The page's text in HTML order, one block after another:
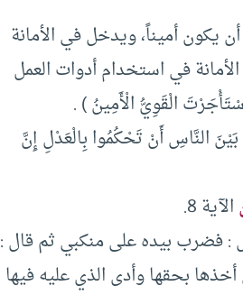
يكون أميناً، ويدخل في الأمانة
في استخدام أدوات العمل
الْقَوِيُّ الْأَمِينُ ) .
بَيْنَ النَّاسِ أَنْ تَحْكُمُوا بِالْعَدْلِ إِنَّ
الآية 8.
: فضرب بيده على منكبي ثم قال :
بحقها وأدى الذي عليه فيها